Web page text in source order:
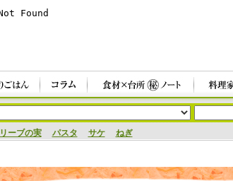
ーブの実 パスタ サケ ねぎ